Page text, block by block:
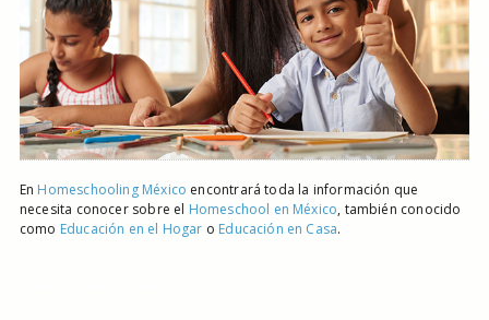
En Homeschooling México encontrará toda la información que
necesita conocer sobre el Homeschool en México, también conocido
como Educación en el Hogar o Educación en Casa.